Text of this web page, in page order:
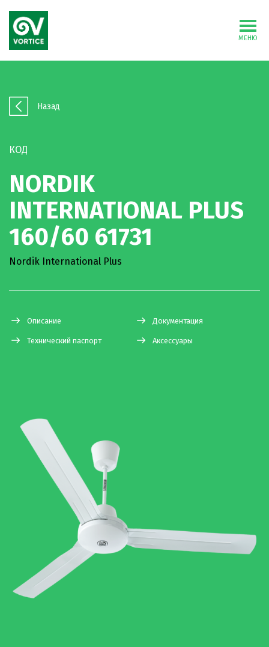
МЕНЮ
Назад
КОД
NORDIK
INTERNATIONAL PLUS
160/60 61731
Nordik International Plus
Описание Документация
Технический паспорт Аксессуары